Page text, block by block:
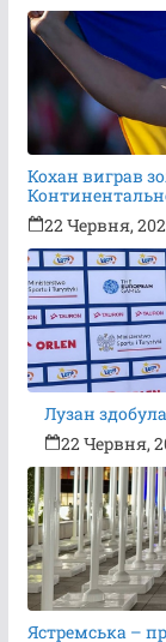
Кохан виграв
22 Червня,
Лузан
22 Червня,
Ястремська –